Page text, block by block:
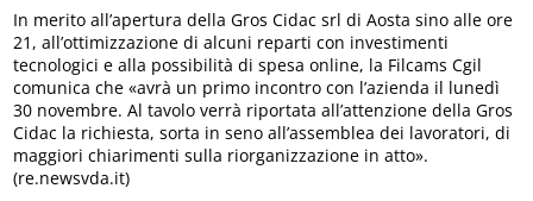
In merito all’apertura della Gros Cidac srl di Aosta sino alle ore
21, all’ottimizzazione di alcuni reparti con investimenti
tecnologici e alla possibilità di spesa online, la Filcams Cgil
comunica che «avrà un primo incontro con l’azienda il lunedì
30 novembre. Al tavolo verrà riportata all’attenzione della Gros
Cidac la richiesta, sorta in seno all’assemblea dei lavoratori, di
maggiori chiarimenti sulla riorganizzazione in atto».
(re.newsvda.it)